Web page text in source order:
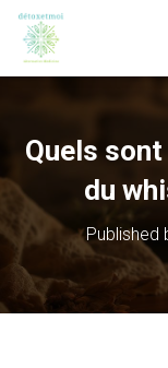
Quels
du
Published